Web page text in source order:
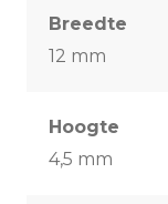
Breedte
12 mm
Hoogte
4,5 mm